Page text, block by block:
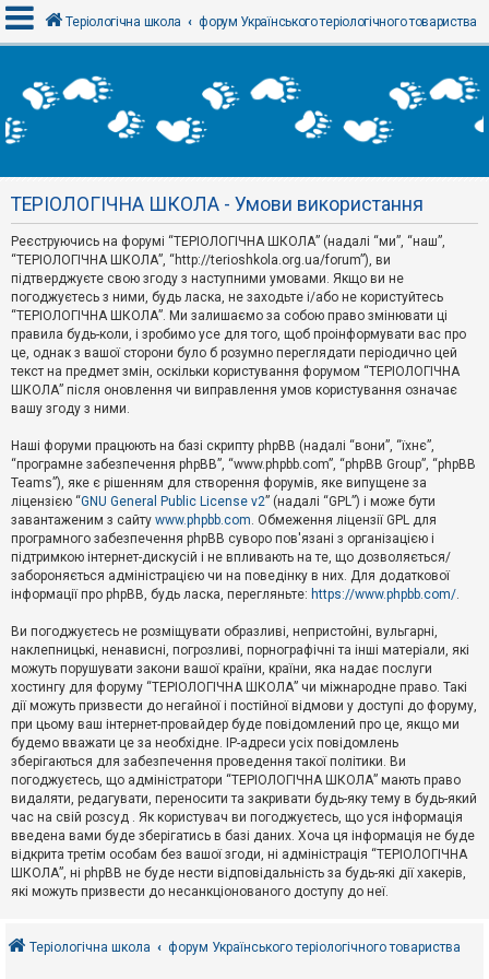
х
і
Р
є
с
т
р
а
ц
я
Т
м
и
б
е
з
в
і
д
п
о
в
д
й
А
к
т
и
в
н
т
е
м
и
о
Теріологічна школа форум Українського теріологічного товариства
ТЕРІОЛОГІЧНА ШКОЛА - Умови використання
Реєструючись на форумі “ТЕРІОЛОГІЧНА ШКОЛА” (надалі “ми”, “наш”,
“ТЕРІОЛОГІЧНА ШКОЛА”, “http://terioshkola.org.ua/forum”), ви
підтверджуєте свою згоду з наступними умовами. Якщо ви не
погоджуєтесь з ними, будь ласка, не заходьте і/або не користуйтесь
“ТЕРІОЛОГІЧНА ШКОЛА”. Ми залишаємо за собою право змінювати ці
правила будь-коли, і зробимо усе для того, щоб проінформувати вас про
це, однак з вашої сторони було б розумно переглядати періодично цей
текст на предмет змін, оскільки користування форумом “ТЕРІОЛОГІЧНА
ШКОЛА” після оновлення чи виправлення умов користування означає
вашу згоду з ними.
Наші форуми працюють на базі скрипту phpBB (надалі “вони”, “їхнє”,
“програмне забезпечення phpBB”, “www.phpbb.com”, “phpBB Group”, “phpBB
Teams”), яке є рішенням для створення форумів, яке випущене за
ліцензією “GNU General Public License v2” (надалі “GPL”) і може бути
завантаженим з сайту www.phpbb.com. Обмеження ліцензії GPL для
програмного забезпечення phpBB суворо пов'язані з організацією і
підтримкою інтернет-дискусій і не впливають на те, що дозволяється/
забороняється адміністрацією чи на поведінку в них. Для додаткової
інформації про phpBB, будь ласка, перегляньте: https://www.phpbb.com/.
Ви погоджуєтесь не розміщувати образливі, непристойні, вульгарні,
наклепницькі, ненависні, погрозливі, порнографічні та інші матеріали, які
можуть порушувати закони вашої країни, країни, яка надає послуги
хостингу для форуму “ТЕРІОЛОГІЧНА ШКОЛА” чи міжнародне право. Такі
дії можуть призвести до негайної і постійної відмови у доступі до форуму,
при цьому ваш інтернет-провайдер буде повідомлений про це, якщо ми
будемо вважати це за необхідне. IP-адреси усіх повідомлень
зберігаються для забезпечення проведення такої політики. Ви
погоджуєтесь, що адміністратори “ТЕРІОЛОГІЧНА ШКОЛА” мають право
видаляти, редагувати, переносити та закривати будь-яку тему в будь-який
час на свій розсуд . Як користувач ви погоджуєтесь, що уся інформація
введена вами буде зберігатись в базі даних. Хоча ця інформація не буде
відкрита третім особам без вашої згоди, ні адміністрація “ТЕРІОЛОГІЧНА
ШКОЛА”, ні phpBB не буде нести відповідальність за будь-які дії хакерів,
які можуть призвести до несанкціонованого доступу до неї.
Теріологічна школа форум Українського теріологічного товариства